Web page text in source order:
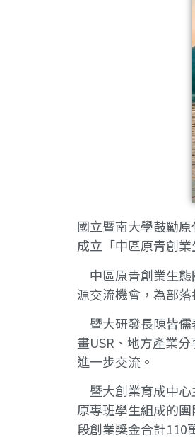
國立暨南大學鼓勵
成立「中區原青創
中區原青創業生態
源交流機會，為部
暨大研發長陳皆儒
畫USR、地方產業
進一步交流。
暨大創業育成中心
原專班學生組成的
段創業獎金合計110